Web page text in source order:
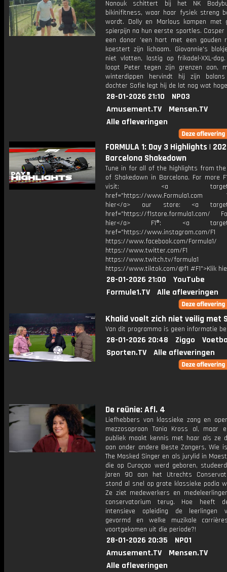
Nanouk schittert bij het NK
bikinifitness, waar haar fysiek streng
wordt. Dolly en Marlous kampen met
spierpijn na hun eerste sportles. Casper
een donor 'een hart met een gouden
koestert zijn lichaam. Giovannie's
niet vlotten, lastig op frikadel-XXL-
loopt Peter tegen zijn grenzen aan,
winterdippen hervindt hij zijn
dochter Sofie legt hij de lat nog wat
28-01-2026 21:10
NPO3
Amusement.TV
Mensen.TV
Alle afleveringen
FORMULA 1: Day 3 Highlights |
Barcelona Shakedown
Tune in for all of the highlights from
of Shakedown in Barcelona. For more
visit: <a
href="https://www.Formula1.com
hier</a> our store: <a
href="https://f1store.formula1.com/
hier</a> F1®: <a
href="https://www.instagram.com/F1
https://www.facebook.com/Formula1/
https://www.twitter.com/F1
https://www.twitch.tv/formula1
https://www.tiktok.com/@f1 #F1">Klik
28-01-2026 21:00
YouTube
Formule1.TV
Alle afleveringen
Khalid voelt zich niet veilig met
Van dit programma is geen informatie
28-01-2026 20:48 Ziggo
Sporten.TV
Alle afleveringen
De reünie: Afl. 4
Liefhebbers van klassieke zang en
mezzosopraan Tania Kross al, maar
publiek maakt kennis met haar als ze
aan onder andere Beste Zangers, Wie
The Masked Singer en als jurylid in
die op Curaçao werd geboren,
jaren 90 aan het Utrechts
stond al snel op grote klassieke podia
Ze ziet medewerkers en
conservatorium terug. Hoe heeft
intensieve opleiding de leerlingen
gevormd en welke muzikale
voortgekomen uit die periode?!
28-01-2026 20:35
NPO1
Amusement.TV
Mensen.TV
Alle afleveringen